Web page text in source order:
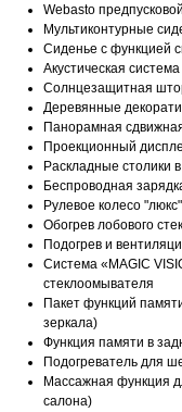
Webasto
Мультиконтурные
Сиденье с функцией
Акустическая
Солнцезащитная
Деревянные
Панорамная
Проекционный
Раскладные столики
Беспроводная
Рулевое колесо
Обогрев лобового
Подогрев и
Система «MAGIC
стеклоомывателя
Пакет функций
зеркала)
Функция памяти в
Подогреватель для
Массажная функция
салона)